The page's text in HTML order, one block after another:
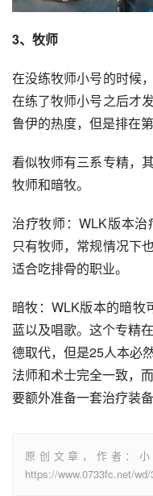
3、牧师
在没练牧师小号的时候
在练了牧师小号之后才
鲁伊的热度，但是排在
看似牧师有三系专精，
牧师和暗牧。
治疗牧师：WLK版本
只有牧师，常规情况下
适合吃排骨的职业。
暗牧：WLK版本的暗牧
蓝以及唱歌。这个专精
德取代，但是25人本必
法师和术士完全一致，
要额外准备一套治疗装
原创文章，作者：
https://www.0733fc.net/